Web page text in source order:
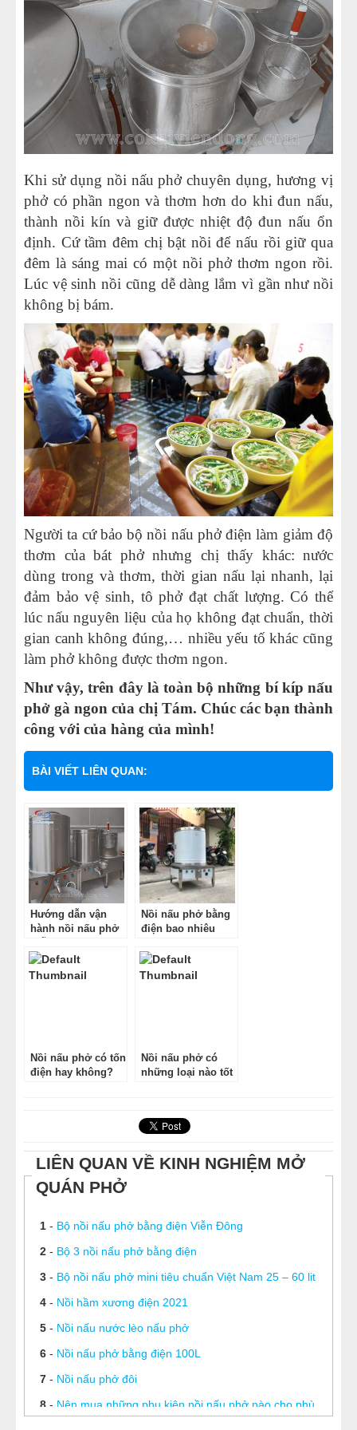
Khi sử dụng nồi nấu phở chuyên dụng, hương vị
phở có phần ngon và thơm hơn do khi đun nấu,
thành nồi kín và giữ được nhiệt độ đun nấu ổn
định. Cứ tầm đêm chị bật nồi để nấu rồi giữ qua
đêm là sáng mai có một nồi phở thơm ngon rồi.
Lúc vệ sinh nồi cũng dễ dàng lắm vì gần như nồi
không bị bám.
Người ta cứ bảobộ nồi nấu phở điện làm giảm độ
thơm của bát phở nhưng chị thấy khác: nước
dùng trong và thơm, thời gian nấu lại nhanh, lại
đảm bảo vệ sinh, tô phở đạt chất lượng. Có thể
lúc nấu nguyên liệu của họ không đạt chuẩn, thời
gian canh không đúng,… nhiều yếu tố khác cũng
làm phở không được thơm ngon.
Như vậy, trên đây là toàn bộ những bí kíp nấu
phở gà ngon của chị Tám. Chúc các bạn thành
công với của hàng của mình!
BÀI VIẾT LIÊN QUAN:
Hướng dẫn vận
hành nồi nấu phở
Nồi nấu phở bằng
điện bao nhiêu
Nồi nấu phở có tốn
điện hay không?
Nồi nấu phở có
những loại nào tốt
LIÊN QUAN VỀ KINH NGHIỆM MỞ
QUÁN PHỞ
1- Bộ nồi nấu phở bằng điện Viễn Đông
2- Bộ 3 nồi nấu phở bằng điện
3- Bộ nồi nấu phở mini tiêu chuẩn Việt Nam 25 – 60 lit
4- Nồi hầm xương điện 2021
5- Nồi nấu nước lèo nấu phở
6- Nồi nấu phở bằng điện 100L
7- Nồi nấu phở đôi
8- Nên mua những phụ kiện nồi nấu phở nào cho phù